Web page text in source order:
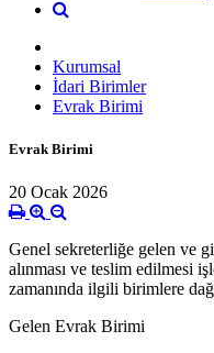
Kurumsal
İdari Birimler
Evrak Birimi
Evrak Birimi
20 Ocak 2026
Genel sekreterliğe gelen ve
alınması ve teslim edilmesi
zamanında ilgili birimlere
Gelen Evrak Birimi